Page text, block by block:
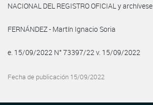
NACIONAL DEL REGISTRO OFICIAL y archívese.
FERNÁNDEZ - Martín Ignacio Soria
e. 15/09/2022 N° 73397/22 v. 15/09/2022
Fecha de publicación 15/09/2022